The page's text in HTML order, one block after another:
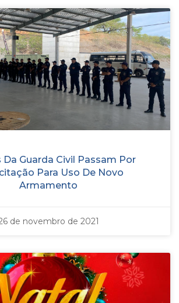
Guarda Civil Passam Por
Para Uso De Novo
Armamento
de novembro de 2021